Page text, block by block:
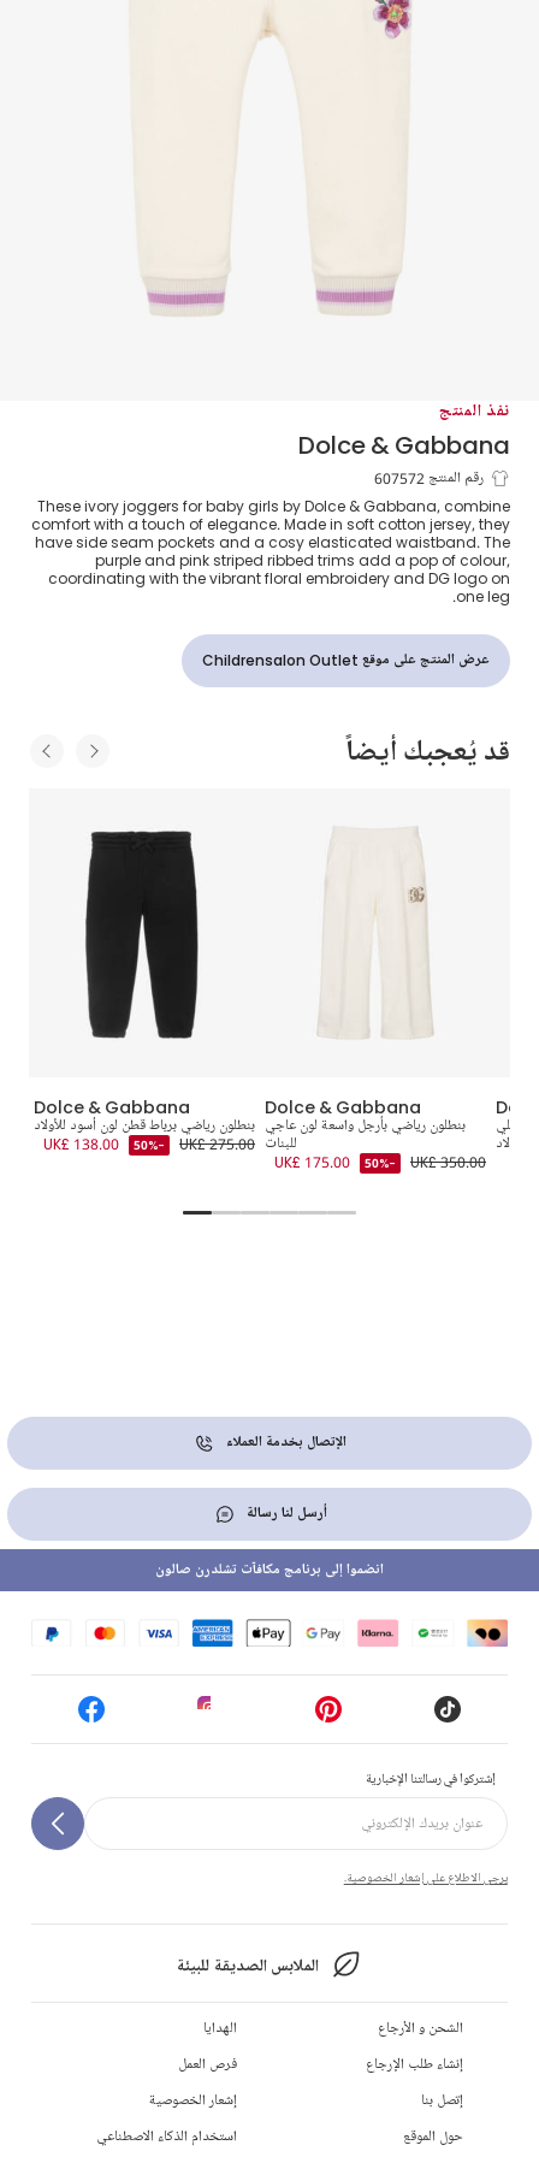
نفذ المنتج
Dolce & Gabbana
بنطلون رياضي قطن لون عاجي للبنات الرضع
رقم المنتج 607572
These ivory joggers for baby girls by Dolce & Gabbana, combine
comfort with a touch of elegance. Made in soft cotton jersey, they
have side seam pockets and a cosy elasticated waistband. The
purple and pink striped ribbed trims add a pop of colour,
coordinating with the vibrant floral embroidery and DG logo on
one leg.
عرض المنتج على موقع Childrensalon Outlet
قد يُعجبك أيضاً
Dolce & Gabbana
بنطلون رياضي برباط قطن لون أسود للأولاد
UK£ 275.00
-50%
UK£ 138.00
Dolce & Gabbana
بنطلون رياضي بأرجل واسعة لون عاجي
للبنات
UK£ 350.00
-50%
UK£ 175.00
كحلي
للأولاد
الإتصال بخدمة العملاء
أرسل لنا رسالة
إشتركوا في رسالتنا الإخبارية
يرجى الاطلاع على إشعار الخصوصية.
الملابس الصديقة للبيئة
انضموا إلى برنامج مكافآت تشلدرن صالون
الشحن و الأرجاع
إنشاء طلب الإرجاع
إتصل بنا
حول الموقع
الهدايا
فرص العمل
إشعار الخصوصية
استخدام الذكاء الاصطناعي